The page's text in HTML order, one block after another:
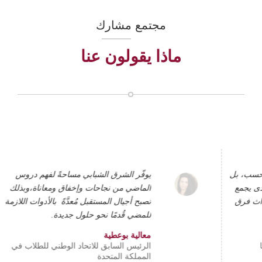
مجتمع مشارك
ماذا يقولون عنا
يوفر منتدى الشرق البيئة المناسبة للقادة
الشباب، ليتمكنوا من صياغة خطاب عقلاني.
علينا تذكيرهم دائمًا بأنّهم أصحاب المُثل العليا
والمبادئ، وعليهم أنّ لا يدعموا تجاوزات
المبادئ، وأنّ يفهموا التكنولوجيا الحديثة،
ويدركوا أنّها ستأتي بمعارف جديدة، وستكون